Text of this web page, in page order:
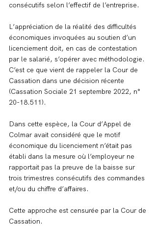
consécutifs selon l’effectif de l’entreprise.
L’appréciation de la réalité des difficultés
économiques invoquées au soutien d’un
licenciement doit, en cas de contestation
par le salarié, s’opérer avec méthodologie.
C’est ce que vient de rappeler la Cour de
Cassation dans une décision récente
(Cassation Sociale 21 septembre 2022, n°
20-18.511).
Dans cette espèce, la Cour d’Appel de
Colmar avait considéré que le motif
économique du licenciement n’était pas
établi dans la mesure où l’employeur ne
rapportait pas la preuve de la baisse sur
trois trimestres consécutifs des commandes
et/ou du chiffre d’affaires.
Cette approche est censurée par la Cour de
Cassation.